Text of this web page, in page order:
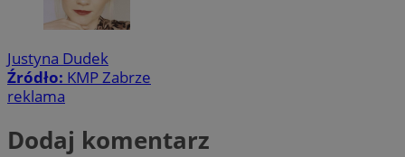
Justyna Dudek
Źródło: KMP Zabrze
reklama
Dodaj komentarz